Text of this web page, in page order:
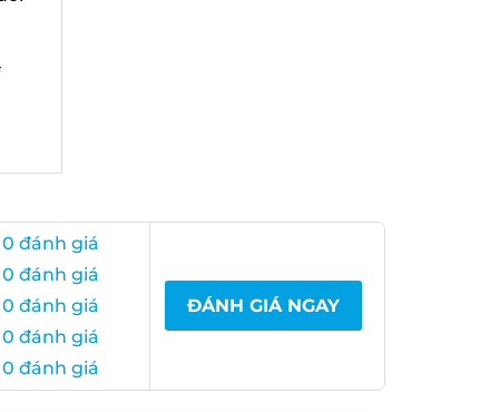
đánh giá
đánh giá
đánh giá
đánh giá
đánh giá
ĐÁNH GIÁ NGAY